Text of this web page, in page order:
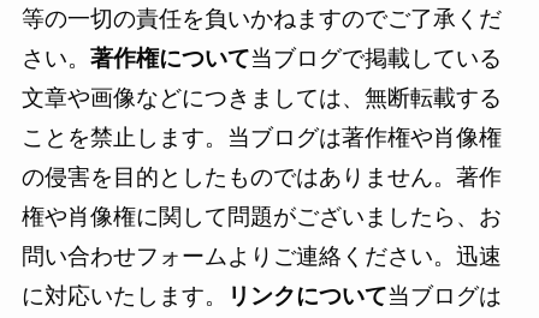
等の一切の責任を負いかねますのでご了承くだ
さい。 著作権について当ブログで掲載している
文章や画像などにつきましては、無断転載する
ことを禁止します。当ブログは著作権や肖像権
の侵害を目的としたものではありません。著作
権や肖像権に関して問題がございましたら、お
問い合わせフォームよりご連絡ください。迅速
に対応いたします。
リンクについて当ブログは